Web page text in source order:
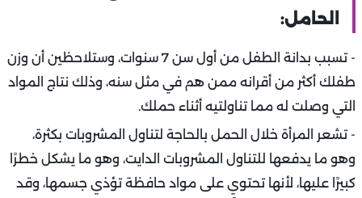
الحامل:
- تسبب بدانة الطفل من أول سن 7 سنوات، وستلاحظين أن وزن
طفلك أكثر من أقرانه ممن هم في مثل سنه، وذلك نتاج المواد
التي وصلت له مما تناولتيه أثناء حملك.
- تشعر المرأة خلال الحمل بالحاجة لتناول المشروبات بكثرة،
وهو ما يدفعها للتناول المشروبات الدايت، وهو ما يشكل خطرًا
كبيرًا عليها، لأنها تحتوي على مواد حافظة تؤذي جسمها، وقد